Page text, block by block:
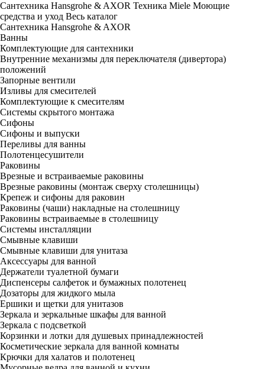
Сантехника Hansgrohe & AXOR Техника Miele Моющие
средства и уход Весь каталог
Сантехника Hansgrohe & AXOR
Ванны
Комплектующие для сантехники
Внутренние механизмы для переключателя (дивертора)
положений
Запорные вентили
Изливы для смесителей
Комплектующие к смесителям
Системы скрытого монтажа
Сифоны
Сифоны и выпуски
Переливы для ванны
Полотенцесушители
Раковины
Врезные и встраиваемые раковины
Врезные раковины (монтаж сверху столешницы)
Крепеж и сифоны для раковин
Раковины (чаши) накладные на столешницу
Раковины встраиваемые в столешницу
Системы инсталляции
Смывные клавиши
Смывные клавиши для унитаза
Аксессуары для ванной
Держатели туалетной бумаги
Диспенсеры салфеток и бумажных полотенец
Дозаторы для жидкого мыла
Ершики и щетки для унитазов
Зеркала и зеркальные шкафы для ванной
Зеркала с подсветкой
Корзинки и лотки для душевых принадлежностей
Косметические зеркала для ванной комнаты
Крючки для халатов и полотенец